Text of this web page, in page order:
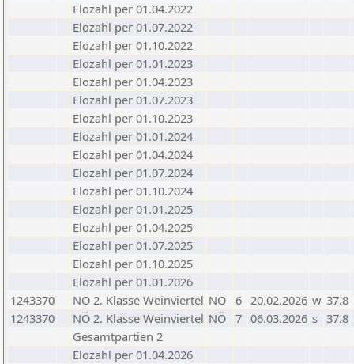
Elozahl per 01.04.2022
Elozahl per 01.07.2022
Elozahl per 01.10.2022
Elozahl per 01.01.2023
Elozahl per 01.04.2023
Elozahl per 01.07.2023
Elozahl per 01.10.2023
Elozahl per 01.01.2024
Elozahl per 01.04.2024
Elozahl per 01.07.2024
Elozahl per 01.10.2024
Elozahl per 01.01.2025
Elozahl per 01.04.2025
Elozahl per 01.07.2025
Elozahl per 01.10.2025
Elozahl per 01.01.2026
1243370
NÖ 2. Klasse Weinviertel NÖ 6 20.02.2026 w 37.8
1243370
NÖ 2. Klasse Weinviertel NÖ 7 06.03.2026 s 37.8
Gesamtpartien 2
Elozahl per 01.04.2026